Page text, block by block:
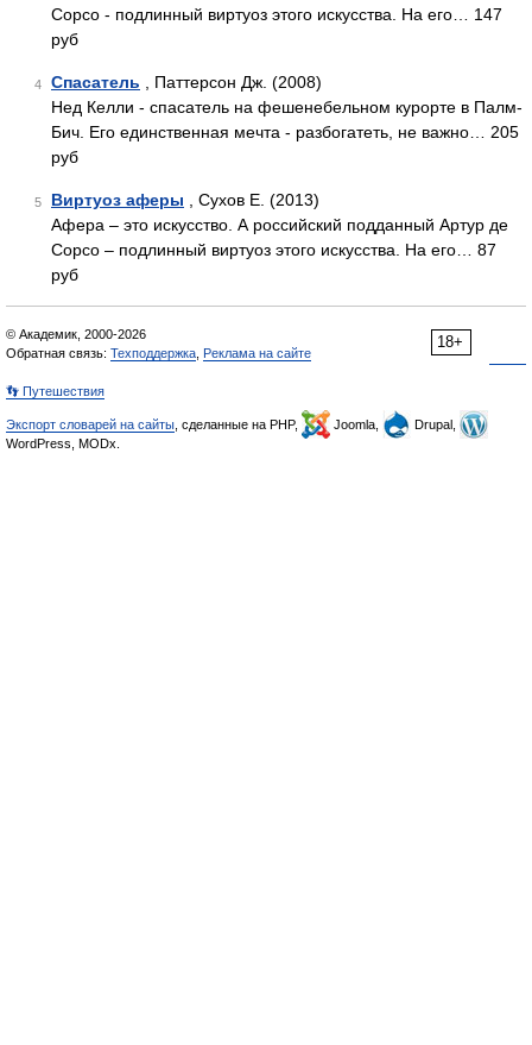
Сорсо - подлинный виртуоз этого искусства. На его… 147
руб
4 Спасатель , Паттерсон Дж. (2008)
Нед Келли - спасатель на фешенебельном курорте в Палм-
Бич. Его единственная мечта - разбогатеть, не важно… 205
руб
5 Виртуоз аферы , Сухов Е. (2013)
Афера – это искусство. А российский подданный Артур де
Сорсо – подлинный виртуоз этого искусства. На его… 87
руб
18+
© Академик, 2000-2026
Обратная связь: Техподдержка Реклама на сайте
👣 Путешествия
Экспорт словарей на сайты , сделанные на PHP, Joomla,
Drupal,
WordPress, MODx.